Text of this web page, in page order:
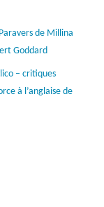
de Millina
Goddard
– critiques
à l’anglaise de